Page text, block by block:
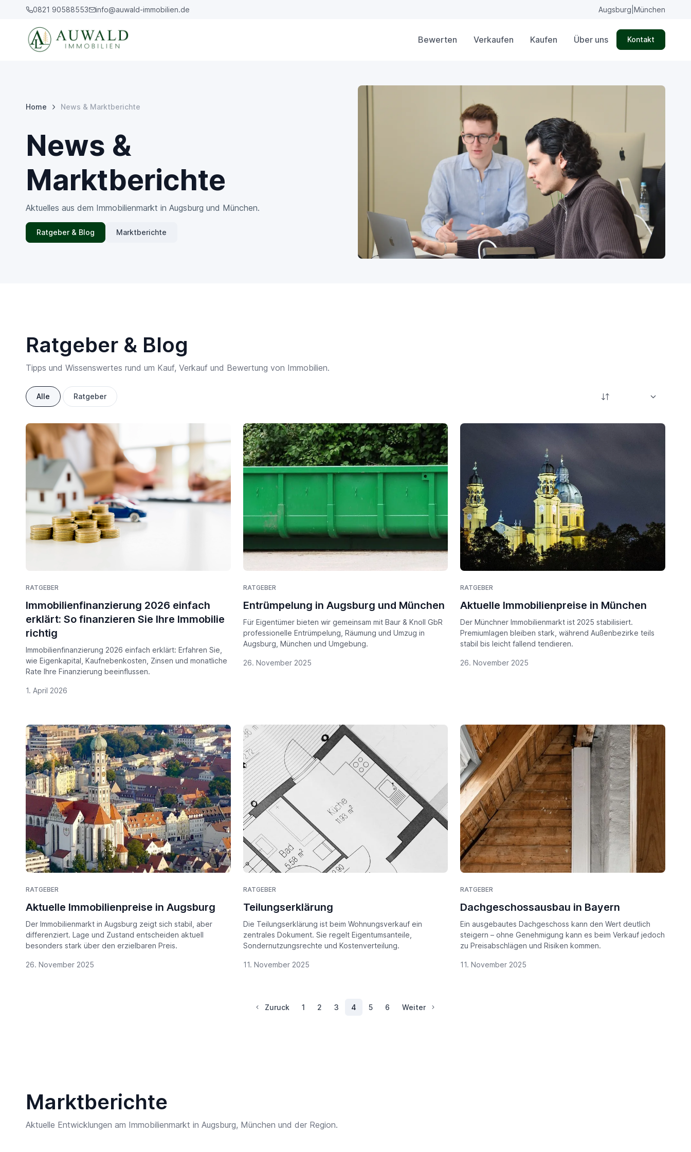
0821 90588553 info@auwald-immobilien.de Augsburg |München
Bewerten Verkaufen Kaufen Über uns Kontakt
Home News & Marktberichte
News &
Marktberichte
Aktuelles aus dem Immobilienmarkt in Augsburg und München.
Ratgeber & Blog Marktberichte
Ratgeber & Blog
Tipps und Wissenswertes rund um Kauf, Verkauf und Bewertung von Immobilien.
Alle Ratgeber
RATGEBER
Immobilienfinanzierung 2026 einfach
erklärt: So finanzieren Sie Ihre Immobilie
richtig
Immobilienfinanzierung 2026 einfach erklärt: Erfahren Sie,
wie Eigenkapital, Kaufnebenkosten, Zinsen und monatliche
Rate Ihre Finanzierung beeinflussen.
1. April 2026
RATGEBER
Entrümpelung in Augsburg und München
Für Eigentümer bieten wir gemeinsam mit Baur & Knoll GbR
professionelle Entrümpelung, Räumung und Umzug in
Augsburg, München und Umgebung.
26. November 2025
RATGEBER
Aktuelle Immobilienpreise in München
Der Münchner Immobilienmarkt ist 2025 stabilisiert.
Premiumlagen bleiben stark, während Außenbezirke teils
stabil bis leicht fallend tendieren.
26. November 2025
RATGEBER
Aktuelle Immobilienpreise in Augsburg
Der Immobilienmarkt in Augsburg zeigt sich stabil, aber
differenziert. Lage und Zustand entscheiden aktuell
besonders stark über den erzielbaren Preis.
26. November 2025
RATGEBER
Teilungserklärung
Die Teilungserklärung ist beim Wohnungsverkauf ein
zentrales Dokument. Sie regelt Eigentumsanteile,
Sondernutzungsrechte und Kostenverteilung.
11. November 2025
RATGEBER
Dachgeschossausbau in Bayern
Ein ausgebautes Dachgeschoss kann den Wert deutlich
steigern – ohne Genehmigung kann es beim Verkauf jedoch
zu Preisabschlägen und Risiken kommen.
11. November 2025
Zuruck 1 2 3 4 5 6 Weiter
Marktberichte
Aktuelle Entwicklungen am Immobilienmarkt in Augsburg, München und der Region.